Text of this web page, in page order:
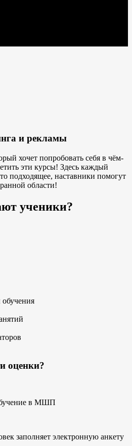
и рекламы
хочет попробовать себя в чём-
эти курсы! Здесь каждый
подходящее, наставники помогут
области!
ученики?
оценки?
в МШП
заполняет электронную анкету